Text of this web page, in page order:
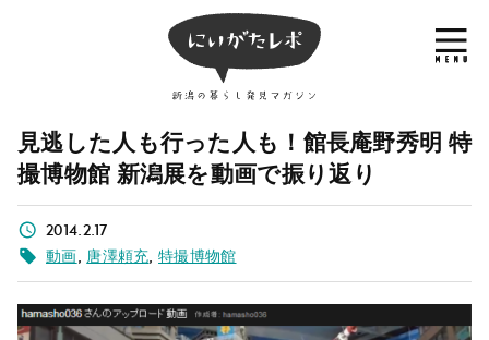
見逃した人も行った人も！館長庵野秀明 特
撮博物館 新潟展を動画で振り返り
2014.2.17
動画, 唐澤頼充,特撮博物館